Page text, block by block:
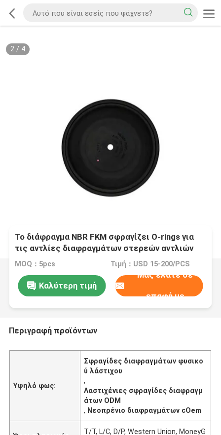
2/ 4
Το διάφραγμα NBR FKM σφραγίζει O-rings για
τις αντλίες διαφραγμάτων στερεών αντλιών
τυμπάνων διαφραγμάτων
MOQ：5pcs Τιμή：USD 15-200/PCS
Καλύτερη τιμή
Μας ελάτε σε
επαφή με
Περιγραφή προϊόντων
Υψηλό φως:
Σφραγίδες διαφραγμάτων φυσικο
ύ λάστιχου
,
Λαστιχένιες σφραγίδες διαφραγμ
άτων ODM
, Νεοπρένιο διαφραγμάτων cOem
T/T, L/C, D/P, Western Union, MoneyG